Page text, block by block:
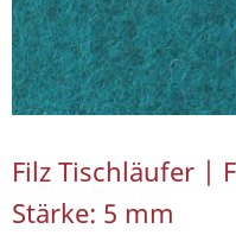
Filz Tischläufer |
Stärke: 5 mm